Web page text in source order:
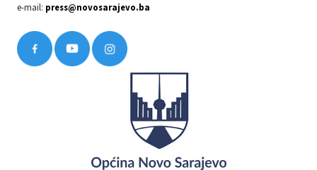
e-mail: press@novosarajevo.ba